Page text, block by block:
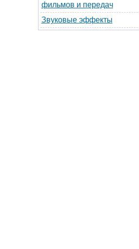
фильмов и передач
Звуковые эффекты